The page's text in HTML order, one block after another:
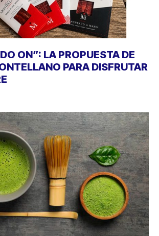
ON”: LA PROPUESTA DE
PARA DISFRUTAR